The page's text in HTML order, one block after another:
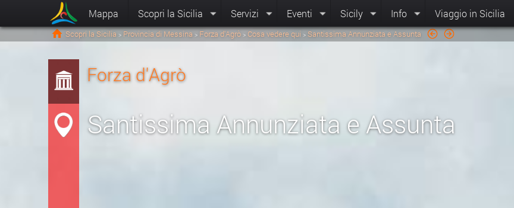
Mappa Scopri la Sicilia Servizi Eventi Sicily Info Viaggio in Sicilia
Scopri la Sicilia > Provincia di Messina > Forza d'Agrò > Cosa vedere qui > Santissima Annunziata e Assunta
Forza d'Agrò
Santissima Annunziata e Assunta